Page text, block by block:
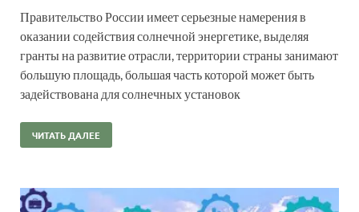
Правительство России имеет серьезные намерения в
оказании содействия солнечной энергетике, выделяя
гранты на развитие отрасли, территории страны занимают
большую площадь, большая часть которой может быть
задействована для солнечных установок
ЧИТАТЬ ДАЛЕЕ